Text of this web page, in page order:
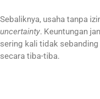
Sebaliknya, usaha tanpa
uncertainty. Keuntungan
sering kali tidak
secara tiba-tiba.